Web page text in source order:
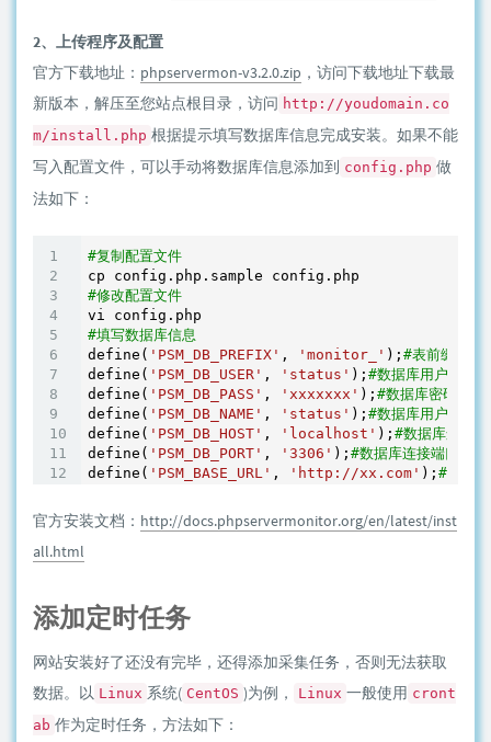
2、上传程序及配置
官方下载地址： phpservermon-v3.2.0.zip ，访问下载地址下载最
新版本，解压至您站点根目录，访问 http://youdomain.co
m/install.php 根据提示填写数据库信息完成安装。如果不能
写入配置文件，可以手动将数据库信息添加到 config.php 做
法如下：
#复制配置文件
#修改配置文件
#填写数据库信息
define( 'PSM_DB_PREFIX' , 'monitor_' ); #表前缀，保
define( 'PSM_DB_USER' , 'status' ); #数据库用户
define( 'PSM_DB_PASS' , 'xxxxxxx' ); #数据库密码
define( 'PSM_DB_NAME' , 'status' ); #数据库用户名
define( 'PSM_DB_HOST' , 'localhost' ); #数据库连接
define( 'PSM_DB_PORT' , '3306' ); #数据库连接端口，
define( 'PSM_BASE_URL' , 'http://xx.com' ); #网站
官方安装文档： http://docs.phpservermonitor.org/en/latest/inst
all.html
添加定时任务
网站安装好了还没有完毕，还得添加采集任务，否则无法获取
数据。以 Linux 系统( CentOS )为例， Linux 一般使用 cront
ab 作为定时任务，方法如下：